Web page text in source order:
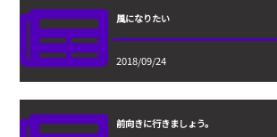
風になりたい
2018/09/24
前向きに行きましょう。